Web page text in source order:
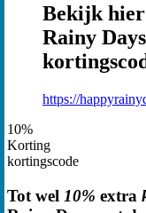
Bekijk hier
Rainy
https://
10%
Korting
kortingscode
Tot wel 10% extra